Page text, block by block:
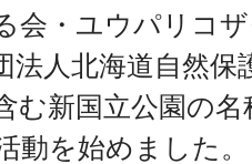
会・ユウパリコ
法人北海道自然保
む新国立公園の
動を始めました。